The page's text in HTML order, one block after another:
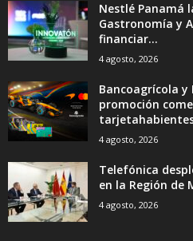
Nestlé Panamá
Gastronomía y
financiar...
4 agosto, 2026
Bancoagrícola
promoción
4 agosto, 2026
Telefónica
en la Región de
4 agosto, 2026